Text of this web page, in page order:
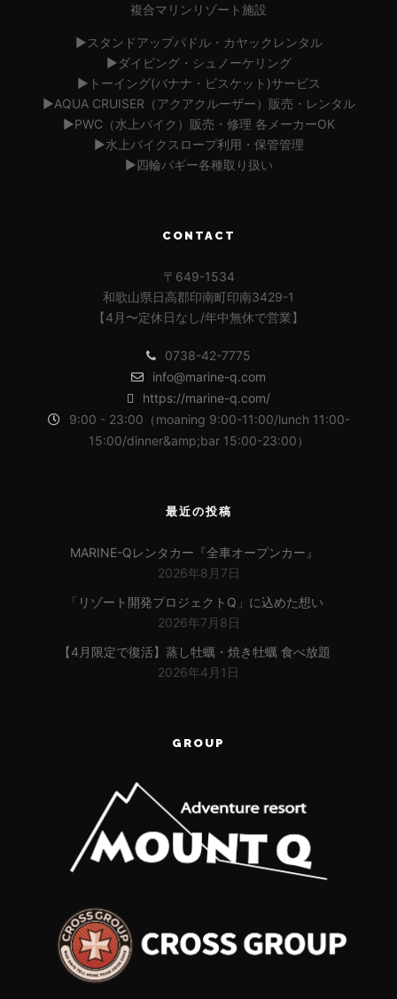
複合マリンリゾート施設
▶︎スタンドアップパドル・カヤックレンタル
▶︎ダイビング・シュノーケリング
▶︎トーイング(バナナ・ビスケット)サービス
▶︎AQUA CRUISER（アクアクルーザー）販売・レンタル
▶︎PWC（水上バイク）販売・修理 各メーカーOK
▶︎水上バイクスロープ利用・保管管理
▶︎四輪バギー各種取り扱い
CONTACT
〒649-1534
和歌山県日高郡印南町印南3429-1
【4月〜定休日なし/年中無休で営業】
0738-42-7775
info@marine-q.com
https://marine-q.com/
9:00 - 23:00（moaning 9:00-11:00/lunch 11:00-
15:00/dinner&amp;bar 15:00-23:00）
最近の投稿
MARINE-Qレンタカー『全車オープンカー』
2026年8月7日
「リゾート開発プロジェクトQ」に込めた想い
2026年7月8日
【4月限定で復活】蒸し牡蠣・焼き牡蠣 食べ放題
2026年4月1日
GROUP